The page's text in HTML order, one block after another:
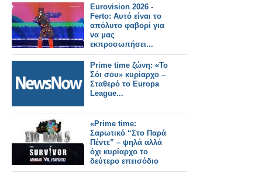
Eurovision 2026 -
Ferto: Αυτό είναι το
απόλυτο φαβορί για
να μας
εκπροσωπήσει...
Prime time ζώνη: «Το
Σόι σου» κυρίαρχο –
Σταθερό το Europa
League...
«Prime time:
Σαρωτικό “Στο Παρά
Πέντε” – ψηλά αλλά
όχι κυρίαρχο το
δεύτερο επεισόδιο
του Survivor»